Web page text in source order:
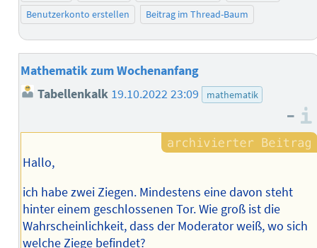
Benutzerkonto erstellen
Beitrag im Thread-Baum
Mathematik zum Wochenanfang
Tabellenkalk 19.10.2022 23:09 mathematik
–
Hallo,
ich habe zwei Ziegen. Mindestens eine davon steht
hinter einem geschlossenen Tor. Wie groß ist die
Wahrscheinlichkeit, dass der Moderator weiß, wo sich
welche Ziege befindet?